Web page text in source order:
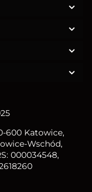
600 Katowice,
Wschód,
000034548,